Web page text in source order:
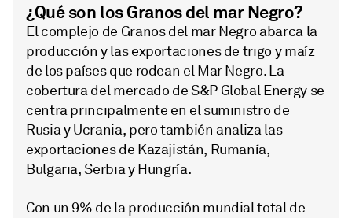
¿Qué son los Granos del mar Negro?
El complejo de Granos del mar Negro abarca la
producción y las exportaciones de trigo y maíz
de los países que rodean el Mar Negro. La
cobertura del mercado de S&P Global Energy se
centra principalmente en el suministro de
Rusia y Ucrania, pero también analiza las
exportaciones de Kazajistán, Rumanía,
Bulgaria, Serbia y Hungría.
Con un 9% de la producción mundial total de